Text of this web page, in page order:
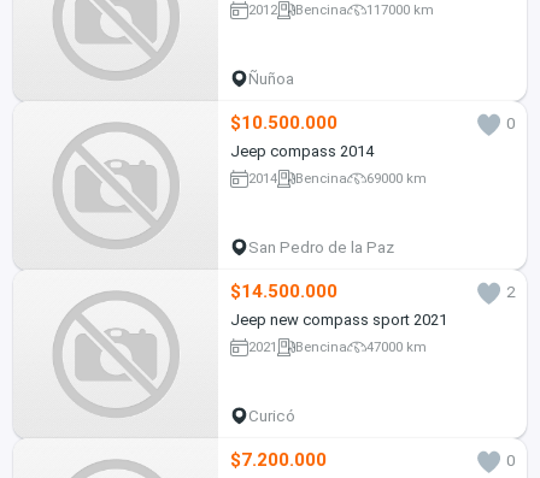
2012 Bencina 117000 km
Ñuñoa
$10.500.000
0
Jeep compass 2014
2014 Bencina 69000 km
San Pedro de la Paz
$14.500.000
2
Jeep new compass sport 2021
2021 Bencina 47000 km
Curicó
$7.200.000
0